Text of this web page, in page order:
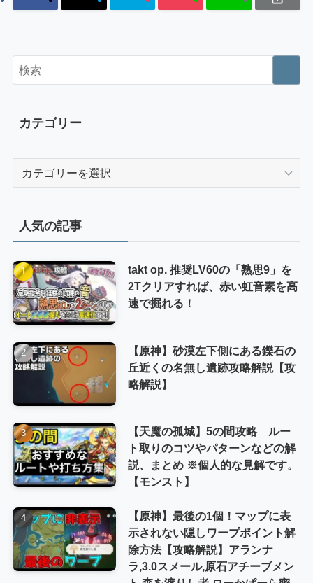
カテゴリー
ー
人気の記事
takt op. 推奨LV60の「熟思9」を
2Tクリアすれば、赤い虹音素を高
速で掘れる！
【原神】砂漠左下側にある鑠石の
丘近くの名無し遺跡攻略解説【攻
略解説】
【天魔の孤城】5の間攻略 ルー
ト取りのコツやパターンなどの解
説、まとめ ※個人的な見解です。
【モンスト】
【原神】最後の1個！マップに表
示されない隠しワープポイント解
除方法【攻略解説】アランナ
ラ,3.0スメール,原石アチーブメン